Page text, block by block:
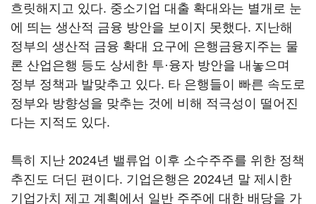
흐릿해지고 있다. 중소기업 대출 확대와는 별개로 눈
에 띄는 생산적 금융 방안을 보이지 못했다. 지난해
정부의 생산적 금융 확대 요구에 은행금융지주는 물
론 산업은행 등도 상세한 투·융자 방안을 내놓으며
정부 정책과 발맞추고 있다. 타 은행들이 빠른 속도로
정부와 방향성을 맞추는 것에 비해 적극성이 떨어진
다는 지적도 있다.
특히 지난 2024년 밸류업 이후 소수주주를 위한 정책
추진도 더딘 편이다. 기업은행은 2024년 말 제시한
기업가치 제고 계획에서 일반 주주에 대한 배당을 가